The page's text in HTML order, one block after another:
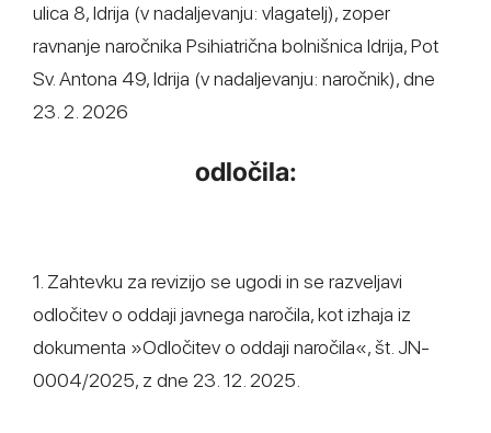
ulica 8, Idrija (v nadaljevanju: vlagatelj), zoper
ravnanje naročnika Psihiatrična bolnišnica Idrija, Pot
Sv. Antona 49, Idrija (v nadaljevanju: naročnik), dne
23. 2. 2026
odločila:
1. Zahtevku za revizijo se ugodi in se razveljavi
odločitev o oddaji javnega naročila, kot izhaja iz
dokumenta »Odločitev o oddaji naročila«, št. JN-
0004/2025, z dne 23. 12. 2025.